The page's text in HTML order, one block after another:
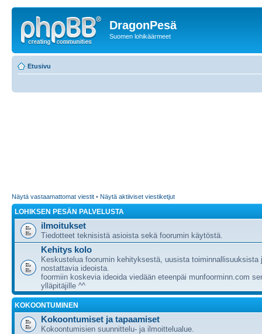
DragonPesä
Suomen lohikäärmeet
Etusivu
Näytä vastaamattomat viestit • Näytä aktiiviset viestiketjut
LOHIKSEN PESÄN PALVELUSTA
ilmoitukset
Tiedotteet teknisistä asioista sekä foorumin käytöstä.
Kehitys kolo
Keskustelua foorumin kehityksestä, uusista toiminnallisuuksista
nostattavia ideoista.
foormiin koskevia ideoida viedään eteenpäi munfoorminn.com
ylläpitäjille ^^
KOKOONTUMINEN
Kokoontumiset ja tapaamiset
Kokoontumisien suunnittelu- ja ilmoittelualue.